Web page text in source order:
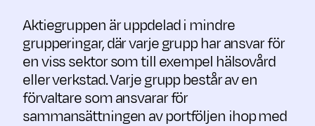
Aktiegruppen är uppdelad i mindre
grupperingar, där varje grupp har ansvar för
en viss sektor som till exempel hälsovård
eller verkstad. Varje grupp består av en
förvaltare som ansvarar för
sammansättningen av portföljen ihop med